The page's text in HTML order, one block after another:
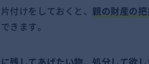
付けをしておくと、親の財産の
きます。